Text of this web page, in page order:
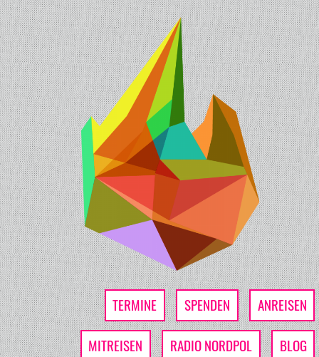
TERMINE SPENDEN
ANREISEN
MITREISEN
RADIO NORDPOL
BLOG